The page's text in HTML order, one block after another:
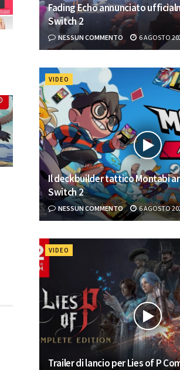
Fading Echo annunciato
Switch 2
NESSUN COMMENTO 6 AGOSTO
VIDEO
Il deckbuilder tattico Montabi
Switch 2
NESSUN COMMENTO 6 AGOSTO
VIDEO
Trailer di lancio per Lies of P